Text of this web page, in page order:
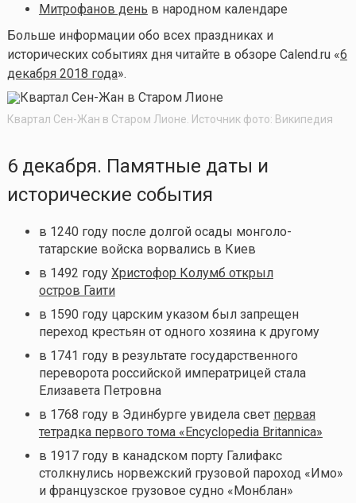
Митрофанов день в народном календаре
Больше информации обо всех праздниках и
исторических событиях дня читайте в обзоре Calend.ru «6
декабря 2018 года».
Квартал Сен-Жан в Старом Лионе. Источник фото: Википедия
6 декабря. Памятные даты и
исторические события
в 1240 году после долгой осады монголо-
татарские войска ворвались в Киев
в 1492 году Христофор Колумб открыл
остров Гаити
в 1590 году царским указом был запрещен
переход крестьян от одного хозяина к другому
в 1741 году в результате государственного
переворота российской императрицей стала
Елизавета Петровна
в 1768 году в Эдинбурге увидела свет первая
тетрадка первого тома «Encyclopedia Britannica»
в 1917 году в канадском порту Галифакс
столкнулись норвежский грузовой пароход «Имо»
и французское грузовое судно «Монблан»